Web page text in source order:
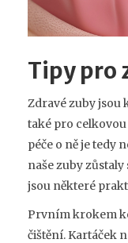
Tipy pro
Zdravé zuby jsou
také pro
péče o ně je tedy
naše zuby
jsou některé
Prvním krokem
čištění. Kartáček